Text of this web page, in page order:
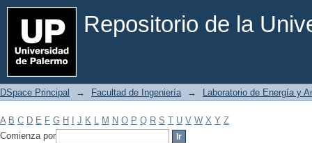
Repositorio de la
Filtrar por: Materia
DSpace Principal → Facultad de Ingeniería → Laboratorio de Energía y
A B C D E F G H J K L M N O P Q R S T U V W X Y Z
Comienza por